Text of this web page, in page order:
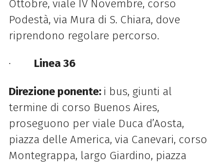
Ottobre, viale IV Novembre, corso
Podestà, via Mura di S. Chiara, dove
riprendono regolare percorso.
· Linea 36
Direzione ponente: i bus, giunti al
termine di corso Buenos Aires,
proseguono per viale Duca d’Aosta,
piazza delle America, via Canevari, corso
Montegrappa, largo Giardino, piazza